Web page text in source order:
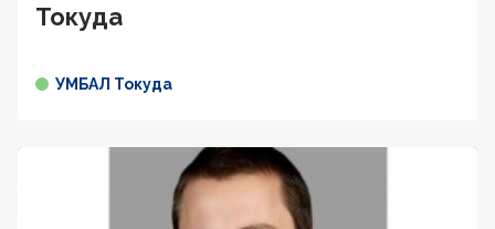
Токуда
УМБАЛ Токуда